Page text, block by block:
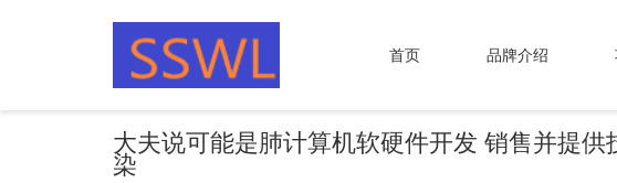
首页 品牌介绍
大夫说可能是肺计算机软硬件开发 销售并提
染